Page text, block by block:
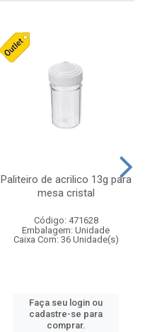
Paliteiro de acrilico 13g para
mesa cristal
Código: 471628
Embalagem: Unidade
Caixa Com: 36 Unidade(s)
Faça seu login ou
cadastre-se para
comprar.